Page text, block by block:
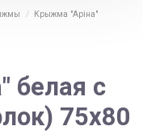
Крыжма "Аріна"
белая с
75х80